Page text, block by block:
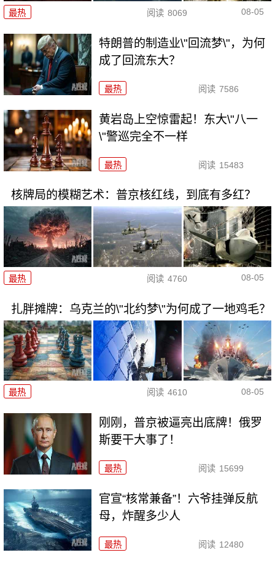
最热 阅读 8069 08-05
特朗普的制造业\"回流梦\"，为何
成了回流东大？
最热 阅读 7586
黄岩岛上空惊雷起！东大\"八一
\"警巡完全不一样
最热 阅读 15483
核牌局的模糊艺术：普京核红线，到底有多红？
最热 阅读 4760 08-05
扎胖摊牌：乌克兰的\"北约梦\"为何成了一地鸡毛？
最热 阅读 4610 08-05
刚刚，普京被逼亮出底牌！俄罗
斯要干大事了！
最热 阅读 15699
官宣“核常兼备”！六爷挂弹反航
母，炸醒多少人
最热 阅读 12480